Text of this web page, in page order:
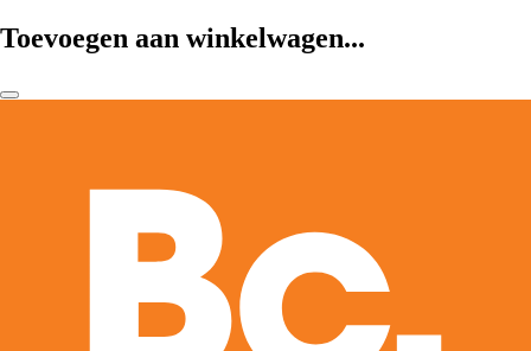
Toevoegen aan winkelwagen...